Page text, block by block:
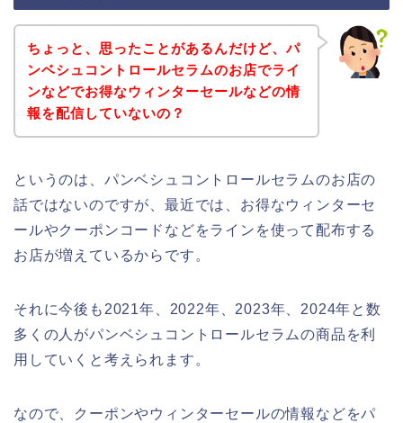
ちょっと、思ったことがあるんだけど、パ
ンベシュコントロールセラムのお店でライ
ンなどでお得なウィンターセールなどの情
報を配信していないの？
というのは、パンベシュコントロールセラムのお店の
話ではないのですが、最近では、お得なウィンターセ
ールやクーポンコードなどをラインを使って配布する
お店が増えているからです。
それに今後も2021年、2022年、2023年、2024年と数
多くの人がパンベシュコントロールセラムの商品を利
用していくと考えられます。
なので、クーポンやウィンターセールの情報などをパ